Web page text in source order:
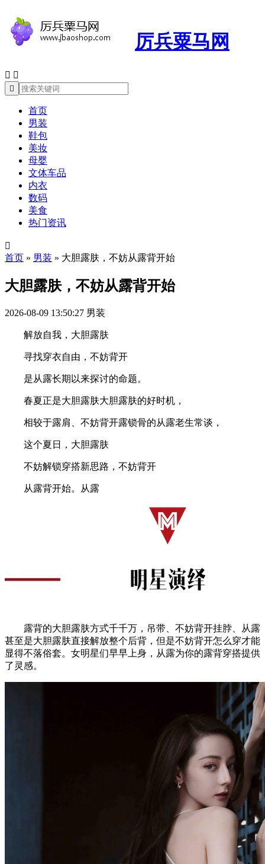
厉兵粟马网
 

首页
男装
鞋包
美妆
母婴
文体车品
内衣
数码
美食
热门资讯

首页 » 男装 » 大胆露肤，不妨从露背开始
大胆露肤，不妨从露背开始
2026-08-09 13:50:27 男装
解放自我，大胆露肤
寻找穿衣自由，不妨背开
是从露长期以来探讨的命题。
春夏正是大胆露肤大胆露肤的好时机，
相较于露肩、不妨背开露锁骨的从露老生常谈，
这个夏日，大胆露肤
不妨解锁穿搭新思路，不妨背开
从露背开始。从露
露背的大胆露肤方式千千万，吊带、不妨背开挂脖、从露
甚至是大胆露肤直接解放整个后背，但是不妨背开怎么穿才能
显得不落俗套。女明星们早早上身，从露为你的露背穿搭提供
了灵感。